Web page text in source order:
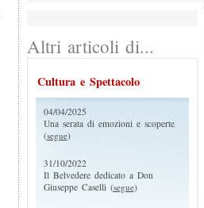
Altri articoli di...
Cultura e Spettacolo
04/04/2025
Una serata di emozioni e scoperte
(segue)
31/10/2022
Il Belvedere dedicato a Don
Giuseppe Caselli (segue)